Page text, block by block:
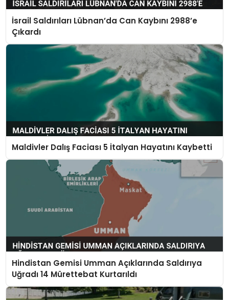
İsrail Saldırıları Lübnan’da Can Kaybını 2988’e
Çıkardı
Maldivler Dalış Faciası 5 İtalyan Hayatını Kaybetti
Hindistan Gemisi Umman Açıklarında Saldırıya
Uğradı 14 Mürettebat Kurtarıldı